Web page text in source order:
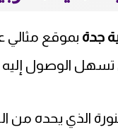
جدة بموقع مثالي
تسهل الوصول
الذي يحده من